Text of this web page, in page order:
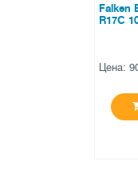
Falken
R17C
Цена: